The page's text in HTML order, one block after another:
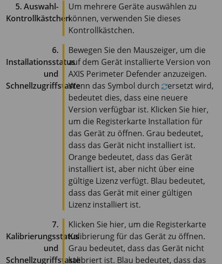
5. Auswahl-
Kontrollkästchen
Um mehrere Geräte auswählen zu
können, verwenden Sie dieses
Kontrollkästchen.
6.
Installationsstatus
und
Schnellzugriffstaste
Bewegen Sie den Mauszeiger, um die
auf dem Gerät installierte Version von
AXIS Perimeter Defender anzuzeigen.
Wenn das Symbol durch
ersetzt wird,
bedeutet dies, dass eine neuere
Version verfügbar ist. Klicken Sie hier,
um die Registerkarte Installation für
das Gerät zu öffnen. Grau bedeutet,
dass das Gerät nicht installiert ist.
Orange bedeutet, dass das Gerät
installiert ist, aber nicht über eine
gültige Lizenz verfügt. Blau bedeutet,
dass das Gerät mit einer gültigen
Lizenz installiert ist.
7.
Kalibrierungsstatus
und
Schnellzugriffstaste
Klicken Sie hier, um die Registerkarte
Kalibrierung für das Gerät zu öffnen.
Grau bedeutet, dass das Gerät nicht
kalibriert ist. Blau bedeutet, dass das